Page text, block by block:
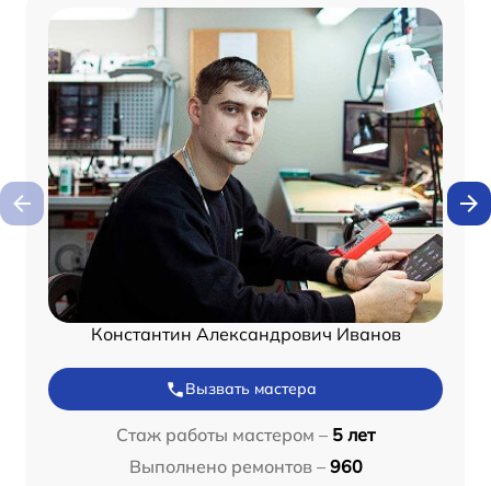
Константин Александрович Иванов
Вызвать мастера
Стаж работы мастером – 5 лет
Выполнено ремонтов – 960